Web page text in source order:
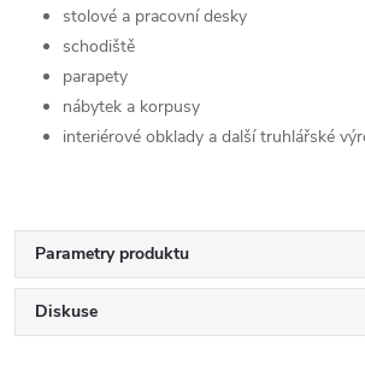
stolové a pracovní desky
schodiště
parapety
nábytek a korpusy
interiérové obklady a další truhlářské
Parametry produktu
Diskuse